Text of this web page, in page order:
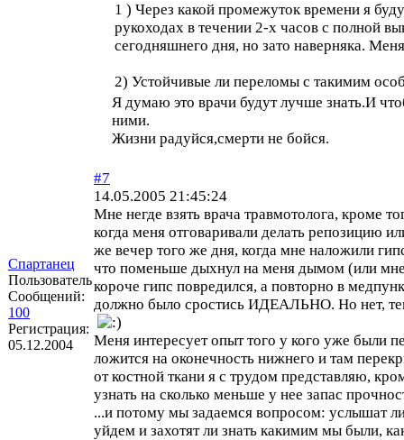
1 ) Через какой промежуток времени я
рукоходах в течении 2-х часов с полной
сегодняшнего дня, но зато наверняка.
2) Устойчивые ли переломы с такимим
Я думаю это врачи будут лучше знать.И
ними.
Жизни радуйся,смерти не бойся.
Спартанец
Пользователь
Сообщений:
100
Регистрация:
05.12.2004
#7
14.05.2005 21:45:24
Мне негде взять врача травмотолога, кроме
когда меня отговаривали делать репозицию
же вечер того же дня, когда мне наложили
что поменьше дыхнул на меня дымом (или
короче гипс повредился, а повторно в
должно было сростись ИДЕАЛЬНО. Но нет,
Меня интересует опыт того у кого уже были
ложится на оконечность нижнего и там
от костной ткани я с трудом представляю,
узнать на сколько меньше у нее запас
...и потому мы задаемся вопросом: услышат
уйдем и захотят ли знать какимим мы были,